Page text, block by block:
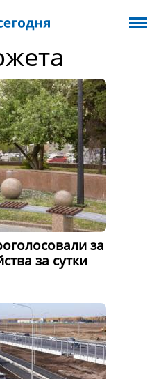
за
за сутки